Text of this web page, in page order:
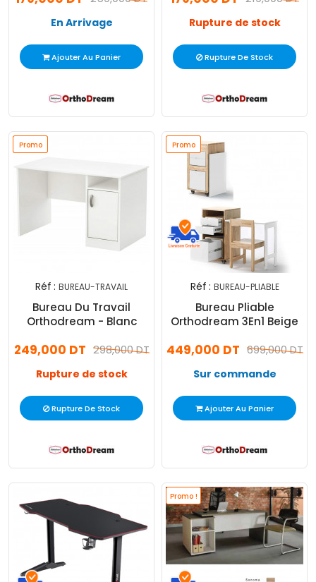
En Arrivage
Ajouter Au Panier
Rupture de stock
Rupture De Stock
Promo
Promo
Réf : BUREAU-TRAVAIL
Bureau Du Travail
Orthodream - Blanc
298,000 DT
249,000 DT
Rupture de stock
Rupture De Stock
Promo
Promo
Réf : BUREAU-PLIABLE
Bureau Pliable
Orthodream 3En1 Beige
699,000 DT
449,000 DT
Sur commande
Ajouter Au Panier
Promo !